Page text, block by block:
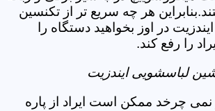
هر چه سریع تر از تکنسین
در اوز بخواهید دستگاه را
را رفع کند.
لباسشویی ایندزیت
چرخد ممکن است ایراد از پاره